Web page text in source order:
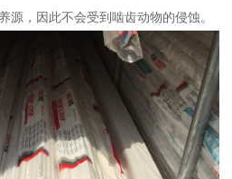
源，因此不会受到啮齿动物的侵蚀。